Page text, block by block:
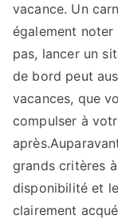
vacance. Un
également
pas, lancer un
de bord peut
vacances, que
compulser à
grands critères
disponibilité et
clairement